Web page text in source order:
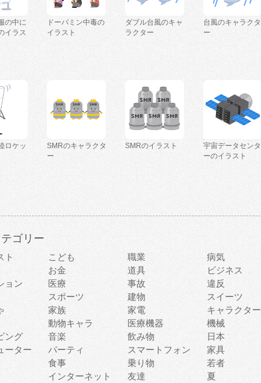
の中に
イラス
ドーパミン中毒の
イラスト
ダブル台風のキャ
ラクター
台風のキャラクタ
ー
ロケッ
SMRのキャラクタ
ー
SMRのイラスト
宇宙データセンタ
ーのイラスト
ゴリー
ト こども 職業 病気
お金 道具 ビジネス
ョン
医療 事故 違反
スポーツ 建物 スイーツ
家族 家電 キャラクター
動物キャラ 医療機器 機械
ング
音楽 飲み物 日本
ーター
パーティ スマートフォン 家具
食事 乗り物 若者
インターネット 友達 夏